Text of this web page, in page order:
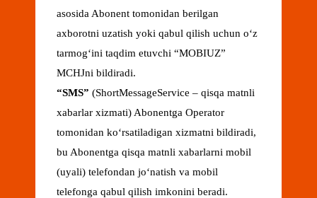
asosida Abonent tomonidan berilgan
axborotni uzatish yoki qabul qilish uchun oʻz
tarmogʻini taqdim etuvchi “MOBIUZ”
MCHJni bildiradi.
“SMS” (ShortMessageService – qisqa matnli
xabarlar xizmati) Abonentga Operator
tomonidan koʻrsatiladigan xizmatni bildiradi,
bu Abonentga qisqa matnli xabarlarni mobil
(uyali) telefondan joʻnatish va mobil
telefonga qabul qilish imkonini beradi.